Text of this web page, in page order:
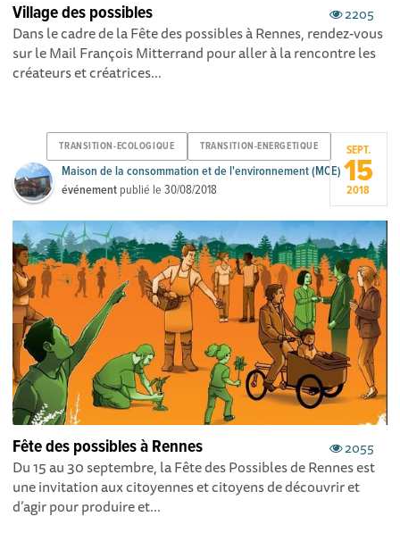
2205
Village des possibles
Dans le cadre de la Fête des possibles à Rennes, rendez-vous
sur le Mail François Mitterrand pour aller à la rencontre les
créateurs et créatrices...
TRANSITION-ECOLOGIQUE TRANSITION-ENERGETIQUE
Maison de la consommation et de l'environnement (MCE)
événement publié le30/08/2018
SEPT.
15
2018
2055
Fête des possibles à Rennes
Du 15 au 30 septembre, la Fête des Possibles de Rennes est
une invitation aux citoyennes et citoyens de découvrir et
d’agir pour produire et...